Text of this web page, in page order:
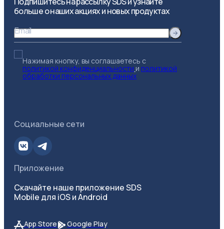
больше о наших акциях и новых продуктах
Email
Нажимая кнопку, вы соглашаетесь с
политикой конфиденциальности и политикой
обработки персональных данных
Социальные сети
Приложение
Скачайте наше приложение SDS
Mobile для iOS и Android
App Store Google Play